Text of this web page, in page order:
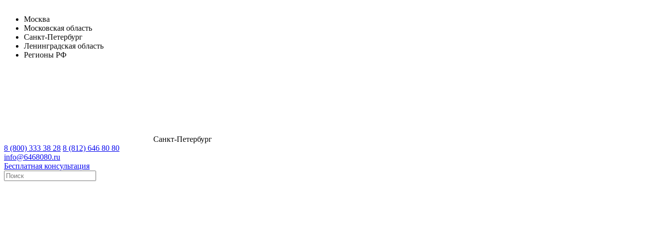
Москва
Московская область
Санкт-Петербург
Ленинградская область
Регионы РФ
Санкт-Петербург
8 (800) 333 38 28 8 (812) 646 80 80
info@6468080.ru
Бесплатная консультация